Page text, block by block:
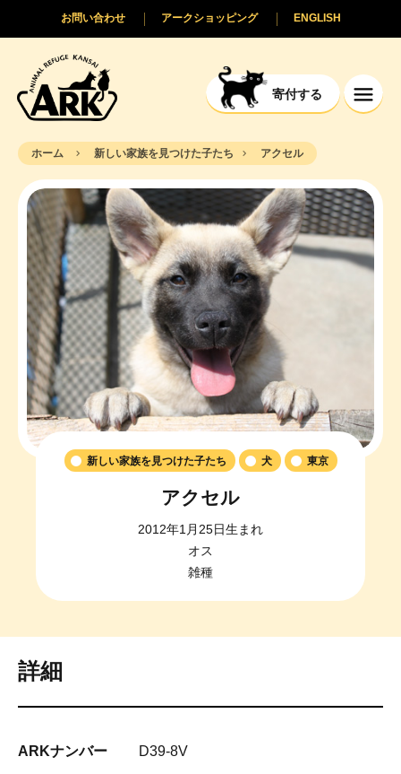
寄付する
ENGLISH
アークショッピング
お問い合わせ
ホーム 新しい家族を見つけた子たち アクセル
新しい家族を見つけた子たち 犬 東京
アクセル
2012年1月25日生まれ
オス
雑種
詳細
ARKナンバー D39-8V